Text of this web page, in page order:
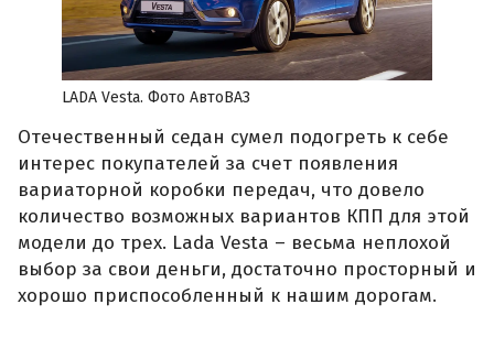
LADA Vesta. Фото АвтоВАЗ
Отечественный седан сумел подогреть к себе
интерес покупателей за счет появления
вариаторной коробки передач, что довело
количество возможных вариантов КПП для этой
модели до трех. Lada Vesta – весьма неплохой
выбор за свои деньги, достаточно просторный и
хорошо приспособленный к нашим дорогам.